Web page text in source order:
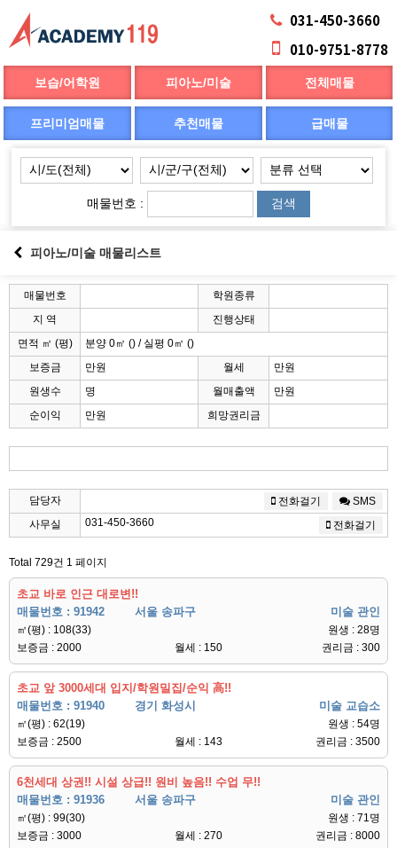
031-450-3660
010-9751-8778
보습/어학원 피아노/미술 전체매물
프리미엄매물 추천매물 급매물
매물번호 : 검색
피아노/미술 매물리스트
매물번호
학원종류
지 역
진행상태
면적 ㎡ (평)
분양 0㎡ () / 실평 0㎡ ()
보증금
만원 월세
만원
원생수
명 월매출액
만원
순이익
만원 희망권리금
담당자 SMS
전화걸기
사무실
031-450-3660 전화걸기
Total 729건 1 페이지
초교 바로 인근 대로변!!
매물번호 : 91942
서울 송파구 미술 관인
㎡(평) : 108(33)
원생 : 28명
보증금 : 2000
월세 : 150 권리금 : 300
초교 앞 3000세대 입지/학원밀집/순익 高!!
매물번호 : 91940
경기 화성시 미술 교습소
㎡(평) : 62(19)
원생 : 54명
보증금 : 2500
월세 : 143 권리금 : 3500
6천세대 상권!! 시설 상급!! 원비 높음!! 수업 무!!
매물번호 : 91936
서울 송파구 미술 관인
㎡(평) : 99(30)
원생 : 71명
보증금 : 3000
월세 : 270 권리금 : 8000